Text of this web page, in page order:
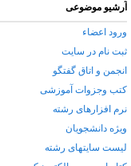
آرشیو موضوعی
ورود اعضاء
ثبت نام در سایت
انجمن و اتاق گفتگو
کتب وجزوات آموزشی
نرم افزارهای رشته
ویژه دانشجویان
لیست سایتهای رشته